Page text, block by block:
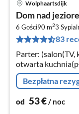
Wolphaartsdijk
Dom nad
6 Gości90 m23
83
Parter: (salon(TV,
otwarta
zmywarka do
sypialnia(łóżko 2-
Bezpłatna
od 53€/ noc